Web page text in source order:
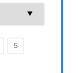
5